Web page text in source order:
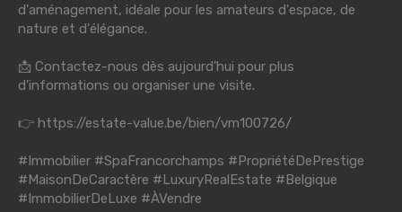
d'aménagement, idéale pour les amateurs d'espace, de
nature et d'élégance.
📩 Contactez-nous dès aujourd'hui pour plus
d'informations ou organiser une visite.
👉 https://estate-value.be/bien/vm100726/
#Immobilier #SpaFrancorchamps #PropriétéDePrestige
#MaisonDeCaractère #LuxuryRealEstate #Belgique
#ImmobilierDeLuxe #ÀVendre